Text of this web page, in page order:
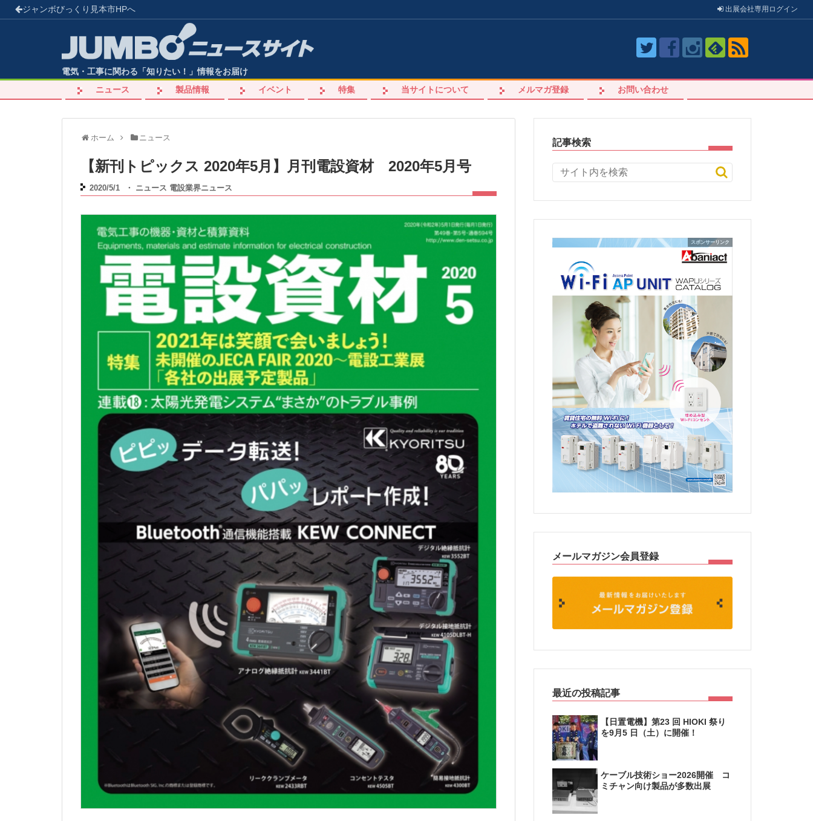
ジャンボびっくり見本市HPへ 出展会社専用 ログイン
電気・工事に関わる「知りたい！」情報をお届け
ニュース
製品情報 イベント 特集 当サイトについて メルマガ登録 お問い合わせ
ホーム ニュース
【新刊トピックス 2020年5月】月刊電設資材 2020年5月号
2020/5/1 ・ ニュース 電設業界ニュース
記事検索
メールマガジン会員登録
最近の投稿記事
【日置電機】第23 回 HIOKI 祭り
を9月5 日（土）に開催！
ケーブル技術ショー2026開催 コ
ミチャン向け製品が多数出展